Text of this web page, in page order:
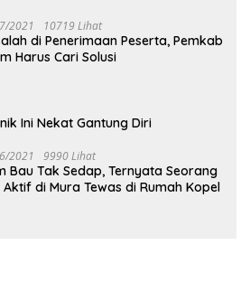
2021 10719 Lihat
di Penerimaan Peserta, Pemkab
Harus Cari Solusi
Ini Nekat Gantung Diri
2021 9990 Lihat
Bau Tak Sedap, Ternyata Seorang
Aktif di Mura Tewas di Rumah Kopel